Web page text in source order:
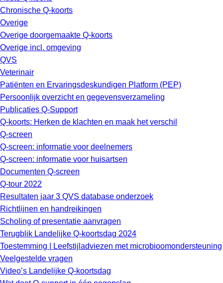
Chronische Q-koorts
Overige
Overige doorgemaakte Q-koorts
Overige incl. omgeving
QVS
Veterinair
Patiënten en Ervaringsdeskundigen Platform (PEP)
Persoonlijk overzicht en gegevensverzameling
Publicaties Q-Support
Q-koorts: Herken de klachten en maak het verschil
Q-screen
Q-screen: informatie voor deelnemers
Q-screen: informatie voor huisartsen
Documenten Q-screen
Q-tour 2022
Resultaten jaar 3 QVS database onderzoek
Richtlijnen en handreikingen
Scholing of presentatie aanvragen
Terugblik Landelijke Q-koortsdag 2024
Toestemming | Leefstijladviezen met microbioomondersteuning
Veelgestelde vragen
Video’s Landelijke Q-koortsdag